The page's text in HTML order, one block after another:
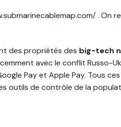
.
des propriétés des big-tech
avec le conflit Russo-
Pay et Apple Pay. Tous
outils de contrôle de la